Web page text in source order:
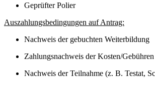
Geprüfter Polier
Auszahlungsbedingungen auf Antrag:
Nachweis der gebuchten Weiterbildung
Zahlungsnachweis der Kosten/Gebühren
Nachweis der Teilnahme (z. B. Testat,